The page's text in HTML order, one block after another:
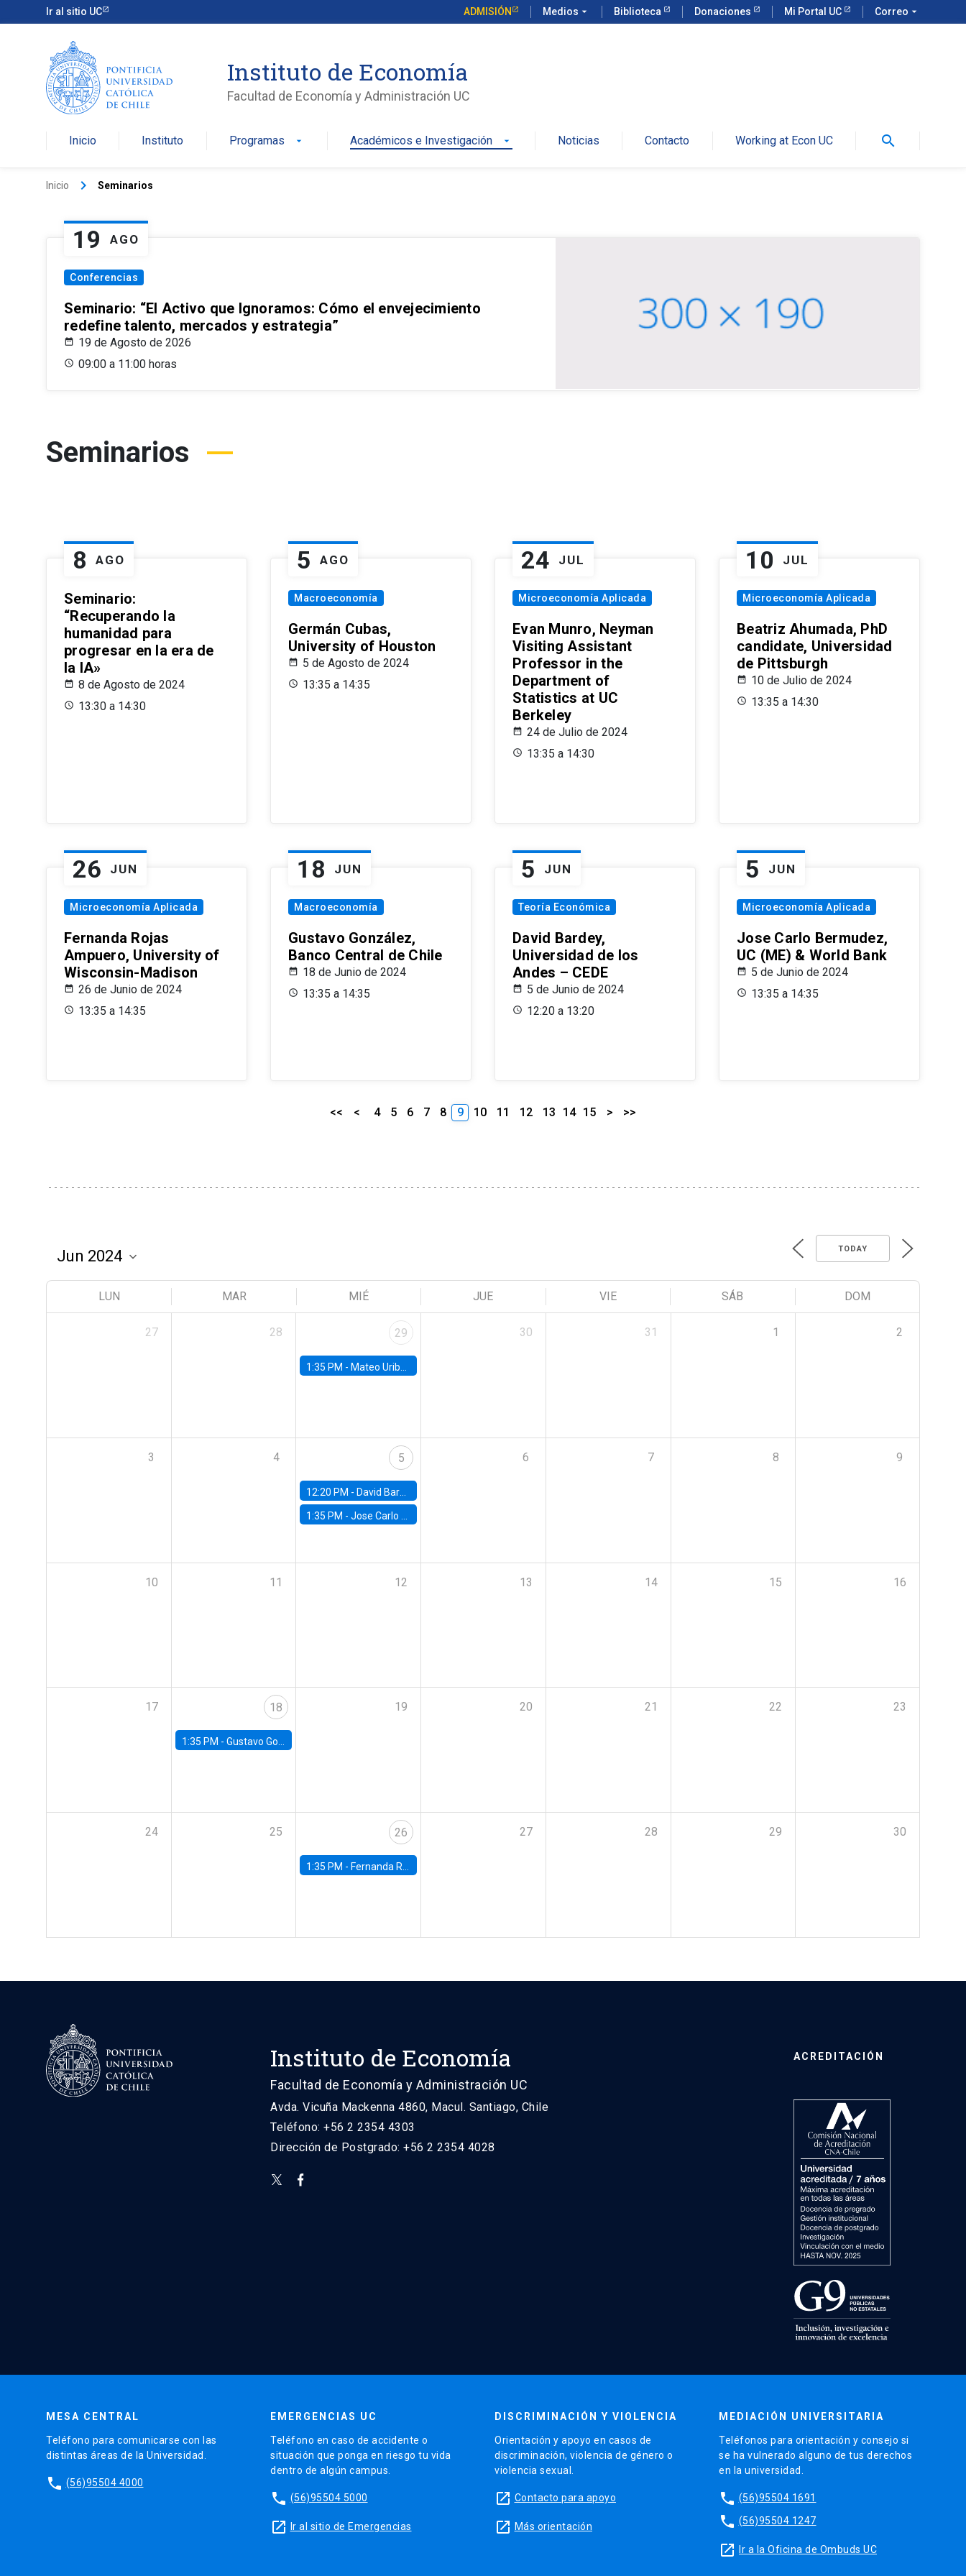
Ir al sitio UC ADMISIÓN Medios arrow_drop_down Biblioteca Donaciones Mi Portal UC Correo arrow_drop_down
Instituto de Economía
Facultad de Economía y Administración UC
Inicio Instituto Programas arrow_drop_down Académicos e Investigación arrow_drop_down Noticias Contacto Working at Econ UC search
Inicio keyboard_arrow_right Seminarios
19 AGO
Conferencias
Seminario: “El Activo que Ignoramos: Cómo el envejecimiento
redefine talento, mercados y estrategia”
19 de Agosto de 2026
09:00 a 11:00 horas
Seminarios
8 AGO
Seminario:
“Recuperando la
humanidad para
progresar en la era de
la IA»
8 de Agosto de 2024
13:30 a 14:30
5 AGO
Macroeconomía
Germán Cubas,
University of Houston
5 de Agosto de 2024
13:35 a 14:35
24 JUL
Microeconomía Aplicada
Evan Munro, Neyman
Visiting Assistant
Professor in the
Department of
Statistics at UC
Berkeley
24 de Julio de 2024
13:35 a 14:30
10 JUL
Microeconomía Aplicada
Beatriz Ahumada, PhD
candidate, Universidad
de Pittsburgh
10 de Julio de 2024
13:35 a 14:30
26 JUN
Microeconomía Aplicada
Fernanda Rojas
Ampuero, University of
Wisconsin-Madison
26 de Junio de 2024
13:35 a 14:35
18 JUN
Macroeconomía
Gustavo González,
Banco Central de Chile
18 de Junio de 2024
13:35 a 14:35
5 JUN
Teoría Económica
David Bardey,
Universidad de los
Andes – CEDE
5 de Junio de 2024
12:20 a 13:20
5 JUN
Microeconomía Aplicada
Jose Carlo Bermudez,
UC (ME) & World Bank
5 de Junio de 2024
13:35 a 14:35
<< < 4 5 6 7 8 9 10 11 12 13 14 15 > >>
TODAY
LUN MAR MIÉ JUE VIE SÁB DOM
27 28 29
1:35 PM - Mateo Uribe-Castro, Universidad de los Andes (Colombia)
30 31 1 2
3 4 5
12:20 PM - David Bardey, Universidad de los Andes - CEDE
1:35 PM -Jose Carlo Bermudez, UC (ME) & World Bank
6 7 8 9
10 11 12 13 14 15 16
17 18
1:35 PM - Gustavo González, Banco Central de Chile
19 20 21 22 23
24 25 26
1:35 PM - Fernanda Rojas Ampuero, University of Wisconsin-Madison
27 28 29 30
Instituto de Economía
Facultad de Economía y Administración UC
Avda. Vicuña Mackenna 4860, Macul. Santiago, Chile
Teléfono: +56 2 2354 4303
Dirección de Postgrado: +56 2 2354 4028
ACREDITACIÓN
MESA CENTRAL
Teléfono para comunicarse con las
distintas áreas de la Universidad.
phone (56)95504 4000
EMERGENCIAS UC
Teléfono en caso de accidente o
situación que ponga en riesgo tu vida
dentro de algún campus.
phone (56)95504 5000
launch Ir al sitio de Emergencias
DISCRIMINACIÓN Y VIOLENCIA
Orientación y apoyo en casos de
discriminación, violencia de género o
violencia sexual.
launch Contacto para apoyo
launch Más orientación
MEDIACIÓN UNIVERSITARIA
Teléfonos para orientación y consejo si
se ha vulnerado alguno de tus derechos
en la universidad.
phone (56)95504 1691
phone (56)95504 1247
launch Ir a la Oficina de Ombuds UC